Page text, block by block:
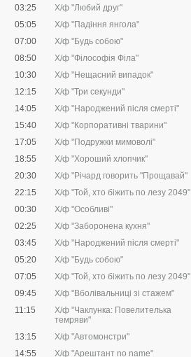
03:25
Х/ф "Любий друг"
05:05
Х/ф "Падіння янгола"
07:00
Х/ф "Будь собою"
08:50
Х/ф "Філософія Філа"
10:30
Х/ф "Нещасний випадок"
12:15
Х/ф "Три секунди"
14:05
Х/ф "Народжений після смерті"
15:40
Х/ф "Корпоративні тварини"
17:05
Х/ф "Подружки мимоволі"
18:55
Х/ф "Хороший хлопчик"
20:30
Х/ф "Річард говорить "Прощавай"
22:15
Х/ф "Той, хто біжить по лезу 2049"
00:30
Х/ф "Особливі"
02:25
Х/ф "Заборонена кухня"
03:45
Х/ф "Народжений після смерті"
05:20
Х/ф "Будь собою"
07:05
Х/ф "Той, хто біжить по лезу 2049"
09:45
Х/ф "Вболівальниці зі стажем"
11:15
Х/ф "Чаклунка: Повелителька
темряви"
13:15
Х/ф "Автомонстри"
14:55
Х/ф "Арештант no name"